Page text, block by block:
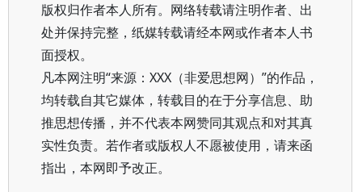
版权归作者本人所有。网络转载请注明作者、出
处并保持完整，纸媒转载请经本网或作者本人书
面授权。
凡本网注明“来源：XXX（非爱思想网）”的作品，
均转载自其它媒体，转载目的在于分享信息、助
推思想传播，并不代表本网赞同其观点和对其真
实性负责。若作者或版权人不愿被使用，请来函
指出，本网即予改正。